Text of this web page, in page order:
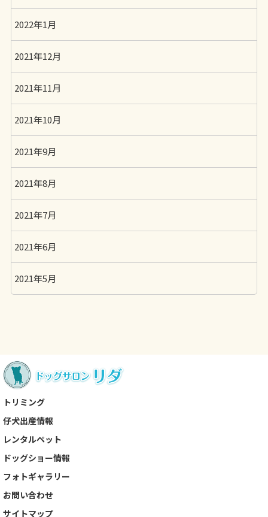
2022年1月
2021年12月
2021年11月
2021年10月
2021年9月
2021年8月
2021年7月
2021年6月
2021年5月
トリミング
仔犬出産情報
レンタルペット
ドッグショー情報
フォトギャラリー
お問い合わせ
サイトマップ